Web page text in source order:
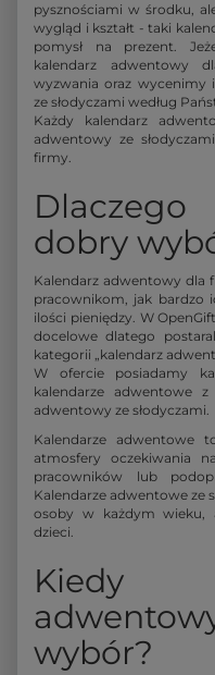
pysznościami w środku,
wygląd i kształt - taki
pomysł na prezent.
kalendarz adwentowy
wyzwania oraz wycenimy
ze słodyczami według
Każdy kalendarz
adwentowy ze
firmy.
dobry
Kalendarz adwentowy dla
pracownikom, jak bardzo
ilości pieniędzy. W
docelowe dlatego
kategorii „kalendarz
W ofercie posiadamy
kalendarze adwentowe
adwentowy ze słodyczami.
Kalendarze adwentowe
atmosfery oczekiwania
pracowników lub
Kalendarze adwentowe ze
osoby w każdym wieku,
dzieci.
Kiedy
wybór?